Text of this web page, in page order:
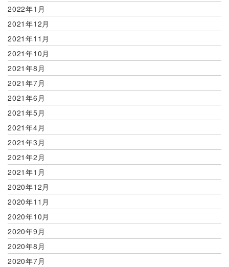
2022年1月
2021年12月
2021年11月
2021年10月
2021年8月
2021年7月
2021年6月
2021年5月
2021年4月
2021年3月
2021年2月
2021年1月
2020年12月
2020年11月
2020年10月
2020年9月
2020年8月
2020年7月